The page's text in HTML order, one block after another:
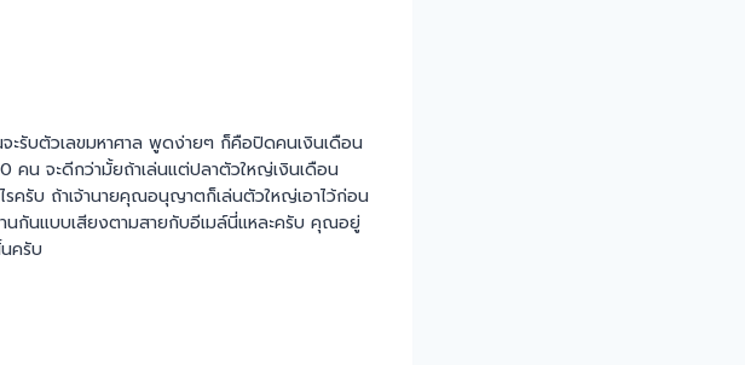
ะรับตัวเลขมหาศาล พูดง่ายๆ ก็คือปิดคนเงินเดือน
น จะดีกว่ามั้ยถ้าเล่นแต่ปลาตัวใหญ่เงินเดือน
รับ ถ้าเจ้านายคุณอนุญาตก็เล่นตัวใหญ่เอาไว้ก่อน
นกันแบบเสียงตามสายกับอีเมล์นี่แหละครับ คุณอยู่
ครับ